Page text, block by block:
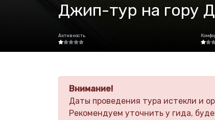
Джип-тур на гору
Активность
Внимание!
Даты проведения тура истекли и
Рекомендуем уточнить у гида,